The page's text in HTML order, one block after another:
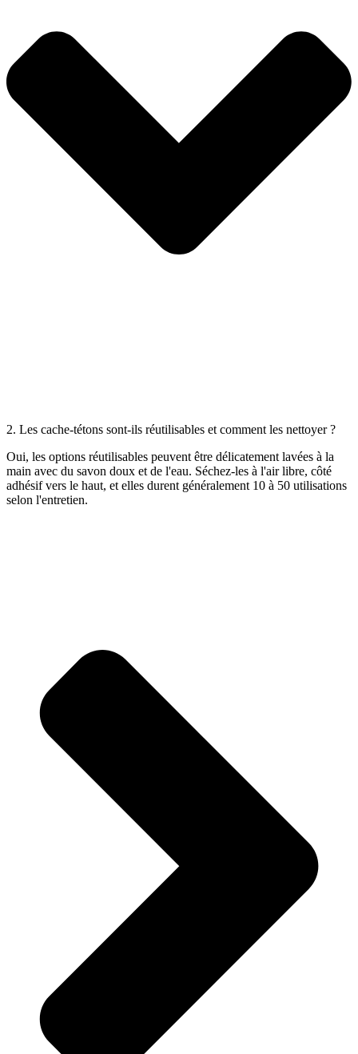
2. Les cache-tétons sont-ils réutilisables et comment les nettoyer ?
Oui, les options réutilisables peuvent être délicatement lavées à la
main avec du savon doux et de l'eau. Séchez-les à l'air libre, côté
adhésif vers le haut, et elles durent généralement 10 à 50 utilisations
selon l'entretien.